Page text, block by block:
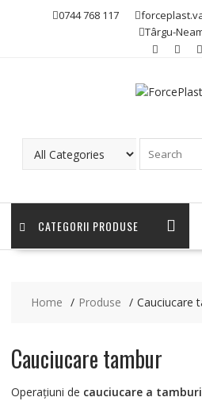
0744 768 117
Târgu-
CATEGORII PRODUSE
Home Produse Cauciucare
Cauciucare tambur
Operaţiuni de cauciucare a